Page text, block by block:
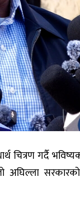
चित्रण गर्दै
अघिल्ला